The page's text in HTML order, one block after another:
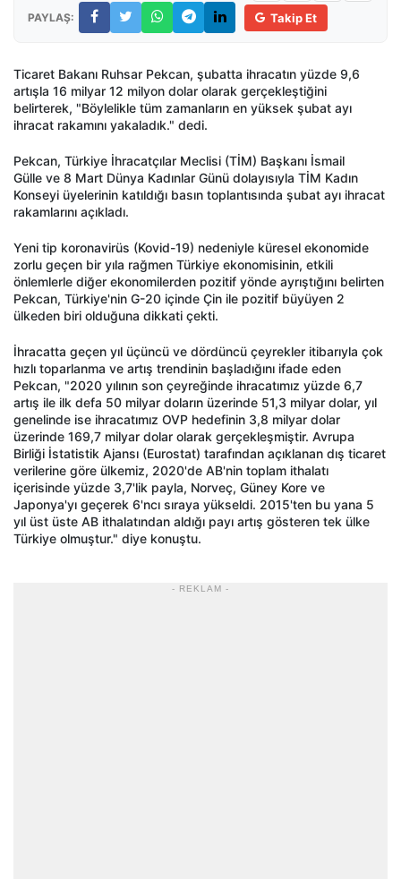
PAYLAŞ: Takip Et
Ticaret Bakanı Ruhsar Pekcan, şubatta ihracatın yüzde 9,6
artışla 16 milyar 12 milyon dolar olarak gerçekleştiğini
belirterek, "Böylelikle tüm zamanların en yüksek şubat ayı
ihracat rakamını yakaladık." dedi.
Pekcan, Türkiye İhracatçılar Meclisi (TİM) Başkanı İsmail
Gülle ve 8 Mart Dünya Kadınlar Günü dolayısıyla TİM Kadın
Konseyi üyelerinin katıldığı basın toplantısında şubat ayı ihracat
rakamlarını açıkladı.
Yeni tip koronavirüs (Kovid-19) nedeniyle küresel ekonomide
zorlu geçen bir yıla rağmen Türkiye ekonomisinin, etkili
önlemlerle diğer ekonomilerden pozitif yönde ayrıştığını belirten
Pekcan, Türkiye'nin G-20 içinde Çin ile pozitif büyüyen 2
ülkeden biri olduğuna dikkati çekti.
İhracatta geçen yıl üçüncü ve dördüncü çeyrekler itibarıyla çok
hızlı toparlanma ve artış trendinin başladığını ifade eden
Pekcan, "2020 yılının son çeyreğinde ihracatımız yüzde 6,7
artış ile ilk defa 50 milyar doların üzerinde 51,3 milyar dolar, yıl
genelinde ise ihracatımız OVP hedefinin 3,8 milyar dolar
üzerinde 169,7 milyar dolar olarak gerçekleşmiştir. Avrupa
Birliği İstatistik Ajansı (Eurostat) tarafından açıklanan dış ticaret
verilerine göre ülkemiz, 2020'de AB'nin toplam ithalatı
içerisinde yüzde 3,7'lik payla, Norveç, Güney Kore ve
Japonya'yı geçerek 6'ncı sıraya yükseldi. 2015'ten bu yana 5
yıl üst üste AB ithalatından aldığı payı artış gösteren tek ülke
Türkiye olmuştur." diye konuştu.
- REKLAM -